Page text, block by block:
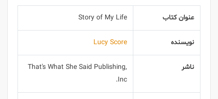
عنوان کتاب Story of My Life
نویسنده Lucy Score
ناشر
That's What She Said Publishing,
Inc.